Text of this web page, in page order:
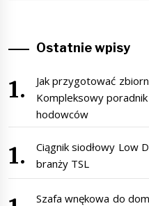
Ostatnie wpisy
Jak przygotować
Kompleksowy
hodowców
Ciągnik siodłowy Low
branży TSL
Szafa wnękowa do